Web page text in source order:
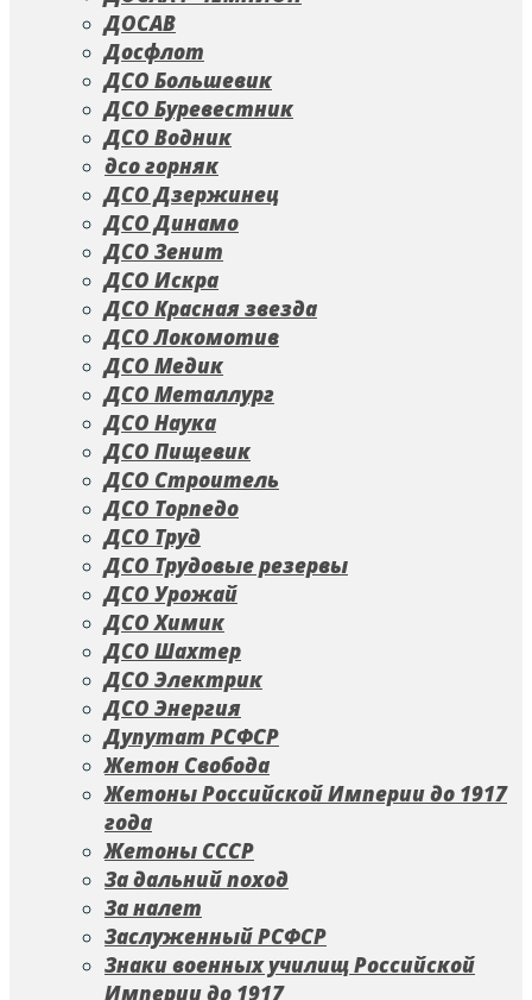
ДОСАВ
Досфлот
ДСО Большевик
ДСО Буревестник
ДСО Водник
дсо горняк
ДСО Дзержинец
ДСО Динамо
ДСО Зенит
ДСО Искра
ДСО Красная звезда
ДСО Локомотив
ДСО Медик
ДСО Металлург
ДСО Наука
ДСО Пищевик
ДСО Строитель
ДСО Торпедо
ДСО Труд
ДСО Трудовые резервы
ДСО Урожай
ДСО Химик
ДСО Шахтер
ДСО Электрик
ДСО Энергия
Дупутат РСФСР
Жетон Свобода
Жетоны Российской Империи до 1917
года
Жетоны СССР
За дальний поход
За налет
Заслуженный РСФСР
Знаки военных училищ Российской
Империи до 1917